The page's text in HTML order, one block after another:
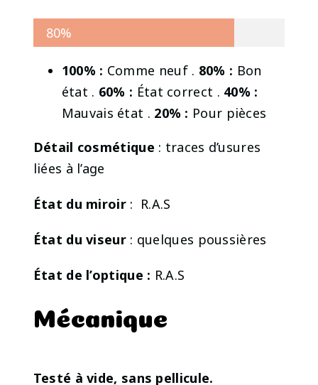
80%
100% : Comme neuf . 80% : Bon
état . 60% : État correct . 40% :
Mauvais état . 20% : Pour pièces
Détail cosmétique : traces d’usures
liées à l’age
État du miroir: R.A.S
État du viseur: quelques poussières
État de l’optique : R.A.S
Mécanique
Testé à vide, sans pellicule.